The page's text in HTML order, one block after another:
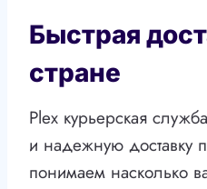
Быстрая
стране
Plex курьерская
и надежную доставку
понимаем насколько